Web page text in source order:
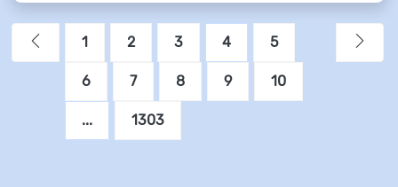
1 2 3 4 5
6 7 8 9 10
... 1303